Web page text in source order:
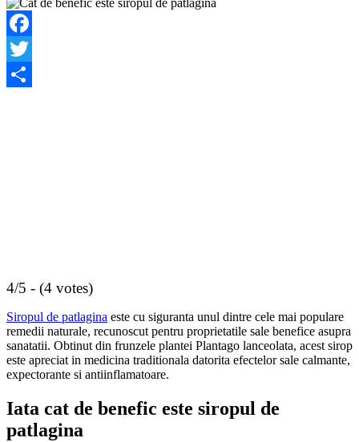
Facebook
Twitter
4/5 - (4 votes)
Siropul de patlagina este cu siguranta unul dintre cele mai populare
remedii naturale, recunoscut pentru proprietatile sale benefice asupra
sanatatii. Obtinut din frunzele plantei Plantago lanceolata, acest sirop
este apreciat in medicina traditionala datorita efectelor sale calmante,
expectorante si antiinflamatoare.
Iata cat de benefic este siropul de
patlagina